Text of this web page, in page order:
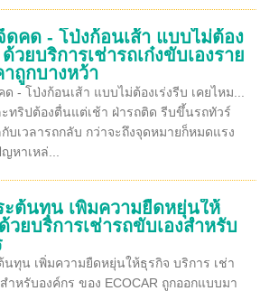
ดคด - โป่งก้อนเส้า แบบไม่ต้อง
ด้วยบริการเช่ารถเก๋งขับเองราย
ถูกบางหว้า
ด - โป่งก้อนเส้า แบบไม่ต้องเร่งรีบ เคยไหม...
ะทริปต้องตื่นแต่เช้า ฝ่ารถติด รีบขึ้นรถทัวร์
บเวลารถกลับ กว่าจะถึงจุดหมายก็หมดแรง
หาเหล่...
ะต้นทุน เพิ่มความยืดหยุ่นให้
วยบริการเช่ารถขับเองสำหรับ
นทุน เพิ่มความยืดหยุ่นให้ธุรกิจ บริการ เช่า
ำหรับองค์กร ของ ECOCAR ถูกออกแบบมา